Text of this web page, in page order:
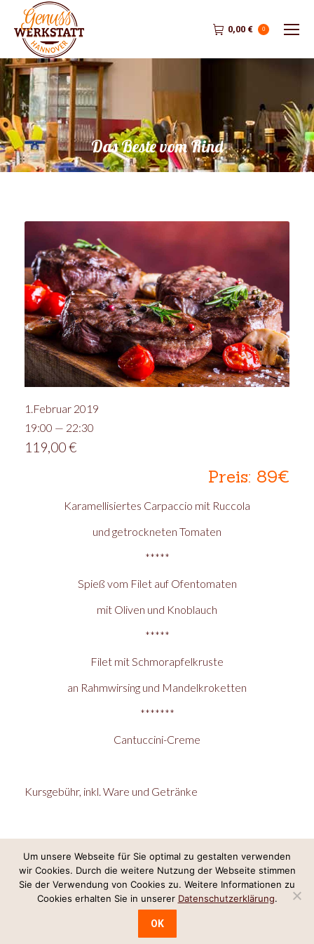
0,00 € 0
Das Beste vom Rind
Preis: 89€
Karamellisiertes Carpaccio mit Ruccola
und getrockneten Tomaten
*****
Spieß vom Filet auf Ofentomaten
mit Oliven und Knoblauch
*****
Filet mit Schmorapfelkruste
an Rahmwirsing und Mandelkroketten
*******
Cantuccini-Creme
Kursgebühr, inkl. Ware und Getränke
1.Februar 2019
19:00 — 22:30
119,00€
Internetkonzept & Umsetzung:LeineGlück Online-Marketing,Webdesign
Hannover
Impressum/Datenschutz
Um unsere Webseite für Sie optimal zu gestalten verwenden
wir Cookies. Durch die weitere Nutzung der Webseite stimmen
Sie der Verwendung von Cookies zu. Weitere Informationen zu
Cookies erhalten Sie in unserer Datenschutzerklärung.
OK